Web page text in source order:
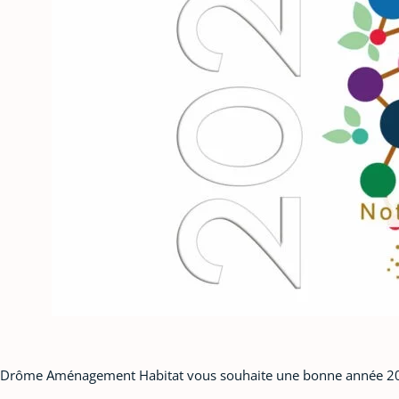
Drôme Aménagement Habitat vous souhaite une bonne année